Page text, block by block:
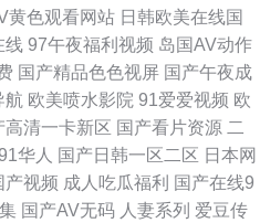
不卡一区二区视频 国产传媒自拍日韩
福利视频导航 蜜臀在线观看91n 免费
线 色情91V 超鹏人人爱 变态91 在线播
久久久成人视频 AV成人色图 日韩黄色
黄色观看网站 日韩欧美在线国
线 97午夜福利视频 岛国AV动作
国产精品色色视屏 国产午夜成
航 欧美喷水影院 91爱爱视频 欧
高清一卡新区 国产看片资源 二
91华人 国产日韩一区二区 日本网
产视频 成人吃瓜福利 国产在线9
国产AV无码 人妻系列 爱豆传